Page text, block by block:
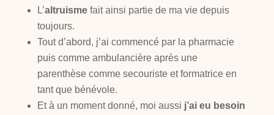
L’altruismefait ainsi partie de ma vie depuis
toujours.
Tout d’abord, j’ai commencé par la pharmacie
puis comme ambulancière après une
parenthèse comme secouriste et formatrice en
tant que bénévole.
Et à un moment donné, moi aussi j’ai eu besoin